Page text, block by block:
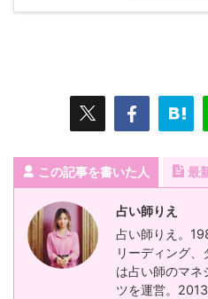
この記事を書いた人 最
占い師りえ
占い師りえ。
リーディング
は占い師のマネ
ツを運営。